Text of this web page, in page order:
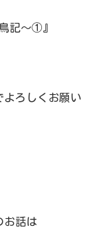
記～①』
よろしくお願い
お話は